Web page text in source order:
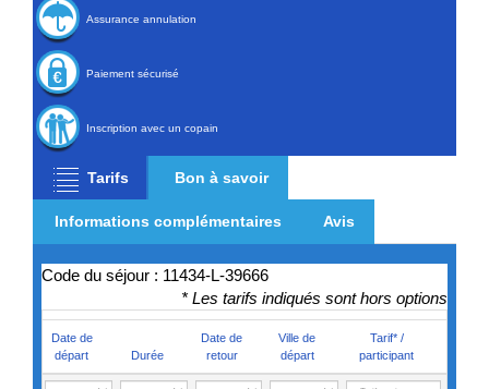
Assurance annulation
Paiement sécurisé
Inscription avec un copain
Tarifs Bon à savoir
Informations complémentaires Avis
Code du séjour : 11434-L-39666
* Les tarifs indiqués sont hors options
Date de
départ
Durée
Date de
retour
Ville de
départ
Tarif* /
participant